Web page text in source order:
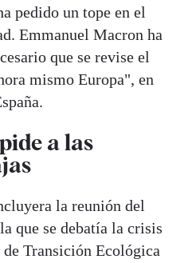
pedido un tope en el
Emmanuel Macron ha
que se revise el
mismo Europa", en
a las
la reunión del
que se debatía la crisis
Transición Ecológica